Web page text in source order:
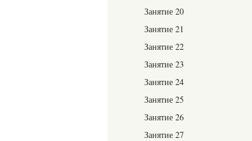
Занятие 20
Занятие 21
Занятие 22
Занятие 23
Занятие 24
Занятие 25
Занятие 26
Занятие 27